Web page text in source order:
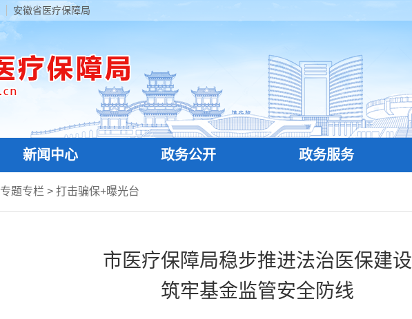
安徽省医疗保障局
新闻中心 政务公开 政务服务
专题专栏 > 打击骗保+曝光台
市医疗保障局稳步推进法治医保建设
筑牢基金监管安全防线